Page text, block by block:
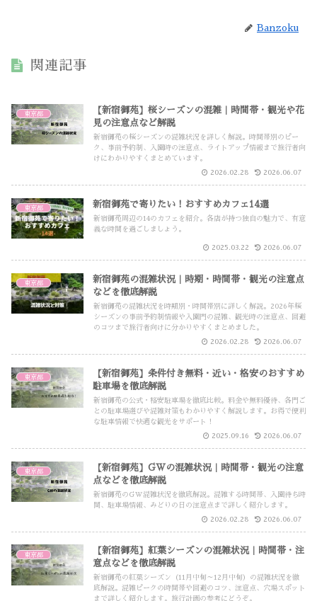
Banzoku
関連記事
東京都
【新宿御苑】桜シーズンの混雑｜時間帯・観光や花
見の注意点など解説
新宿御苑の桜シーズンの混雑状況を詳しく解説。時間帯別のピー
ク、事前予約制、入園時の注意点、ライトアップ情報まで旅行者向
けにわかりやすくまとめています。
2026.02.28 2026.06.07
東京都 新宿御苑で寄りたい！おすすめカフェ14選
新宿御苑周辺の14のカフェを紹介。各店が持つ独自の魅力で、有意
義な時間を過ごしましょう。
2025.03.22 2026.06.07
東京都
新宿御苑の混雑状況｜時期・時間帯・観光の注意点
などを徹底解説
新宿御苑の混雑状況を時期別・時間帯別に詳しく解説。2026年桜
シーズンの事前予約制情報や入園門の混雑、観光時の注意点、回避
のコツまで旅行者向けに分かりやすくまとめました。
2026.02.28 2026.06.07
東京都
【新宿御苑】条件付き無料・近い・格安のおすすめ
駐車場を徹底解説
新宿御苑の公式・格安駐車場を徹底比較。料金や無料優待、各門ご
との駐車場選びや混雑対策もわかりやすく解説します。お得で便利
な駐車情報で快適な観光をサポート！
2025.09.16 2026.06.07
東京都
【新宿御苑】GWの混雑状況｜時間帯・観光の注意
点などを徹底解説
新宿御苑のGW混雑状況を徹底解説。混雑する時間帯、入園待ち時
間、駐車場情報、みどりの日の注意点まで詳しく紹介します。
2026.02.28 2026.06.07
東京都
【新宿御苑】紅葉シーズンの混雑状況｜時間帯・注
意点などを徹底解説
新宿御苑の紅葉シーズン（11月中旬～12月中旬）の混雑状況を徹
底解説。混雑ピークの時間帯や回避のコツ、注意点、穴場スポット
まで詳しく紹介します。旅行計画の参考にどうぞ。